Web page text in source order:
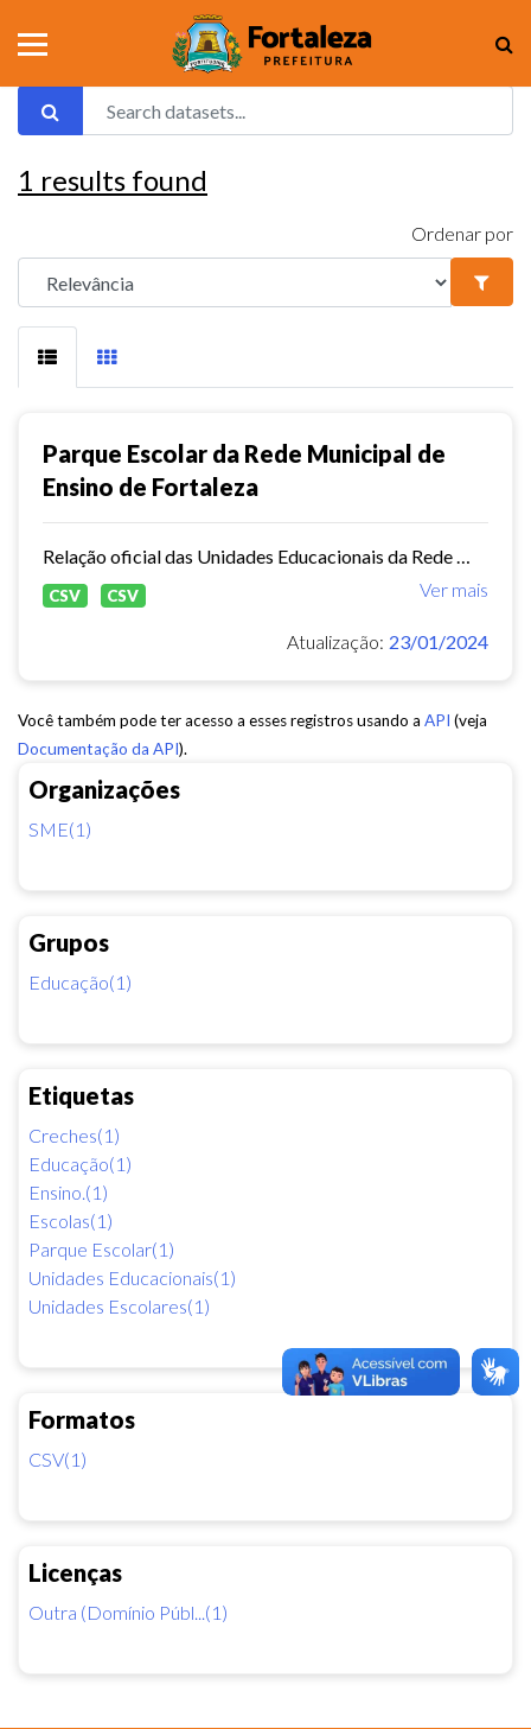
Organizações
SME(1)
Grupos
Educação(1)
Etiquetas
Creches(1)
Educação(1)
Ensino.(1)
Escolas(1)
Parque Escolar(1)
Unidades Educacionais(1)
Unidades Escolares(1)
Formatos
CSV(1)
Licenças
Outra (Domínio Públ...(1)
1 results found
Ordenar por
Parque Escolar da Rede Municipal de
Ensino de Fortaleza
Ver mais
CSV CSV
Atualização: 23/01/2024
Você também pode ter acesso a esses registros usando a API (veja
Documentação da API).